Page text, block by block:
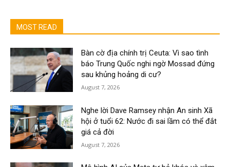
MOST READ
Bàn cờ địa chính trị Ceuta: Vì sao tình
báo Trung Quốc nghi ngờ Mossad đứng
sau khủng hoảng di cư?
August 7, 2026
Nghe lời Dave Ramsey nhận An sinh Xã
hội ở tuổi 62: Nước đi sai lầm có thể đắt
giá cả đời
August 7, 2026